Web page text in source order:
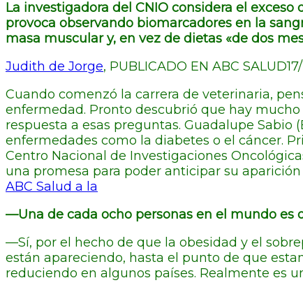
La investigadora del CNIO considera el
provoca observando biomarcadores en la
masa muscular y, en vez de dietas «de dos
Judith de Jorge, PUBLICADO EN ABC
Cuando comenzó la carrera de veterinaria,
enfermedad. Pronto descubrió que hay
respuesta a esas preguntas. Guadalupe
enfermedades como la diabetes o el cáncer.
Centro Nacional de Investigaciones
una promesa para poder anticipar su
ABC Salud a la
—Una de cada ocho personas en el mundo es
—Sí, por el hecho de que la obesidad y el
están apareciendo, hasta el punto de que
reduciendo en algunos países. Realmente es